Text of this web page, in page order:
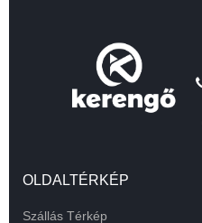
OLDALTÉRKÉP
Szállás Térkép